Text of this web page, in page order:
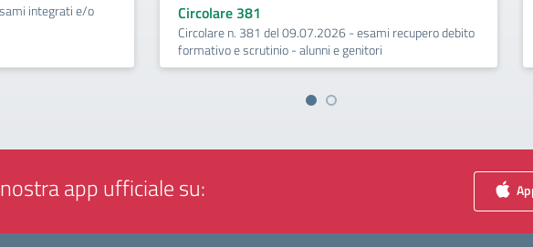
integrati e/o
Circolare 381
Circolare n. 381 del 09.07.2026 - esami recupero debito
formativo e scrutinio - alunni e genitori
app ufficiale su: